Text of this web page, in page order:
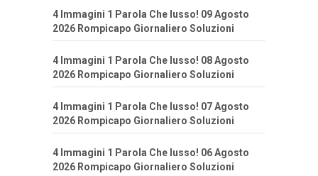
4 Immagini 1 Parola Che lusso! 09 Agosto
2026 Rompicapo Giornaliero Soluzioni
4 Immagini 1 Parola Che lusso! 08 Agosto
2026 Rompicapo Giornaliero Soluzioni
4 Immagini 1 Parola Che lusso! 07 Agosto
2026 Rompicapo Giornaliero Soluzioni
4 Immagini 1 Parola Che lusso! 06 Agosto
2026 Rompicapo Giornaliero Soluzioni